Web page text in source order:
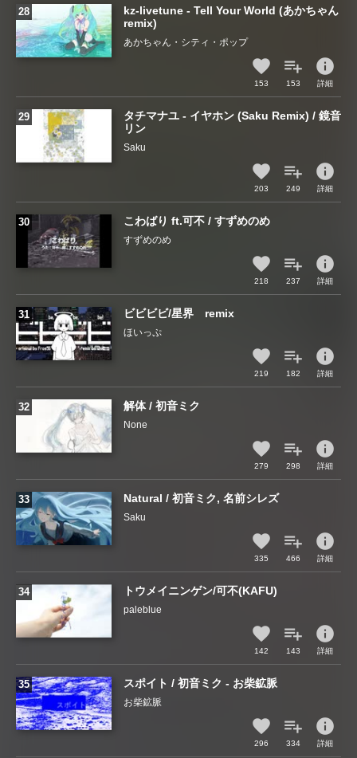
kz-livetune - Tell Your World (あかちゃん
remix)
あかちゃん・シティ・ポップ
153 153
info
詳細
タチマナユ - イヤホン (Saku Remix) / 鏡音
リン
Saku
203 249
info
詳細
こわばり ft.可不 / すずめのめ
すずめのめ
218 237
info
詳細
ビビビビ/星界 remix
ほいっぷ
219 182
info
詳細
解体 / 初音ミク
None
279 298
info
詳細
Natural / 初音ミク, 名前シレズ
Saku
335 466
info
詳細
トウメイニンゲン/可不(KAFU)
paleblue
142 143
info
詳細
スポイト / 初音ミク - お柴鉱脈
お柴鉱脈
296 334
info
詳細